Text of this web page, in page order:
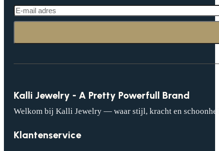
Kalli Jewelry - A Pretty Powerfull Brand
Welkom bij Kalli Jewelry — waar stijl, kracht en
Klantenservice